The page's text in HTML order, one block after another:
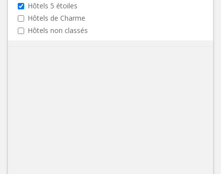
Hôtels 5 étoiles
Hôtels de Charme
Hôtels non classés